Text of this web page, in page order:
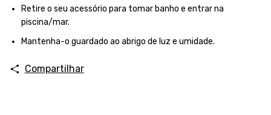
Retire o seu acessório para tomar banho e entrar na
piscina/mar.
Mantenha-o guardado ao abrigo de luz e umidade.
Compartilhar